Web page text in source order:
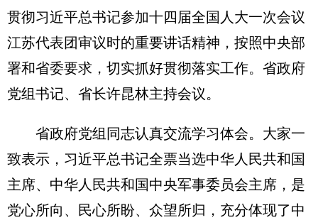
贯彻习近平总书记参加十四届全国人大一次会议
江苏代表团审议时的重要讲话精神，按照中央部
署和省委要求，切实抓好贯彻落实工作。省政府
党组书记、省长许昆林主持会议。
省政府党组同志认真交流学习体会。大家一
致表示，习近平总书记全票当选中华人民共和国
主席、中华人民共和国中央军事委员会主席，是
党心所向、民心所盼、众望所归，充分体现了中